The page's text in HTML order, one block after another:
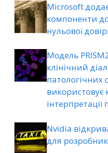
Microsoft
компоненти
нульової
Модель
клінічний
патологічних
використовує
інтерпретації
Nvidia
для